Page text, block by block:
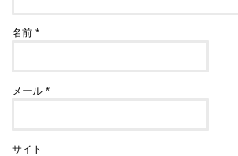
名前*
メール*
サイト